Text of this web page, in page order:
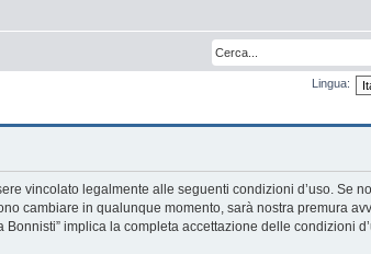
Lingua:
vincolato legalmente alle seguenti condizioni d’uso. Se
cambiare in qualunque momento, sarà nostra premura
implica la completa accettazione delle condizioni